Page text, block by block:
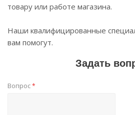
товару или работе магазина.
Наши квалифицированные
вам помогут.
Задать
Вопрос*